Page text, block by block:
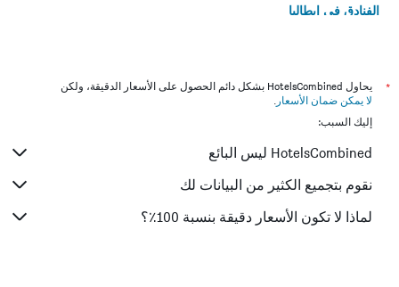
الفنادق في إيطاليا
*
يحاول HotelsCombined بشكل دائم الحصول على الأسعار الدقيقة، ولكن
لا يمكن ضمان الأسعار .
إليك السبب:
HotelsCombined ليس البائع
نقوم بتجميع الكثير من البيانات لك
لماذا لا تكون الأسعار دقيقة بنسبة 100٪؟